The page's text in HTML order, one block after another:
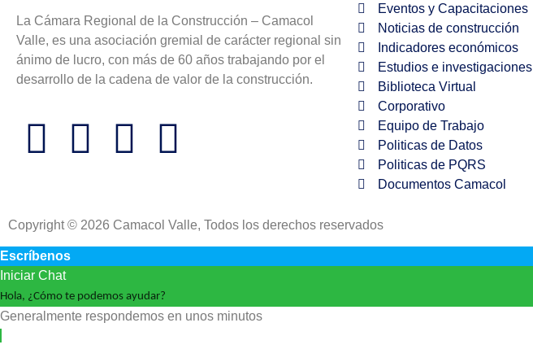
La Cámara Regional de la Construcción – Camacol
Valle, es una asociación gremial de carácter regional sin
ánimo de lucro, con más de 60 años trabajando por el
desarrollo de la cadena de valor de la construcción.
Eventos y Capacitaciones
Noticias de construcción
Indicadores económicos
Estudios e investigaciones
Biblioteca Virtual
Corporativo
Equipo de Trabajo
Politicas de Datos
Politicas de PQRS
Documentos Camacol
Copyright © 2026 Camacol Valle, Todos los derechos reservados
Escríbenos
Iniciar Chat
Hola, ¿Cómo te podemos ayudar?
Generalmente respondemos en unos minutos